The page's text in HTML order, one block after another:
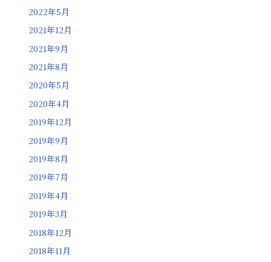
2022年5月
2021年12月
2021年9月
2021年8月
2020年5月
2020年4月
2019年12月
2019年9月
2019年8月
2019年7月
2019年4月
2019年3月
2018年12月
2018年11月